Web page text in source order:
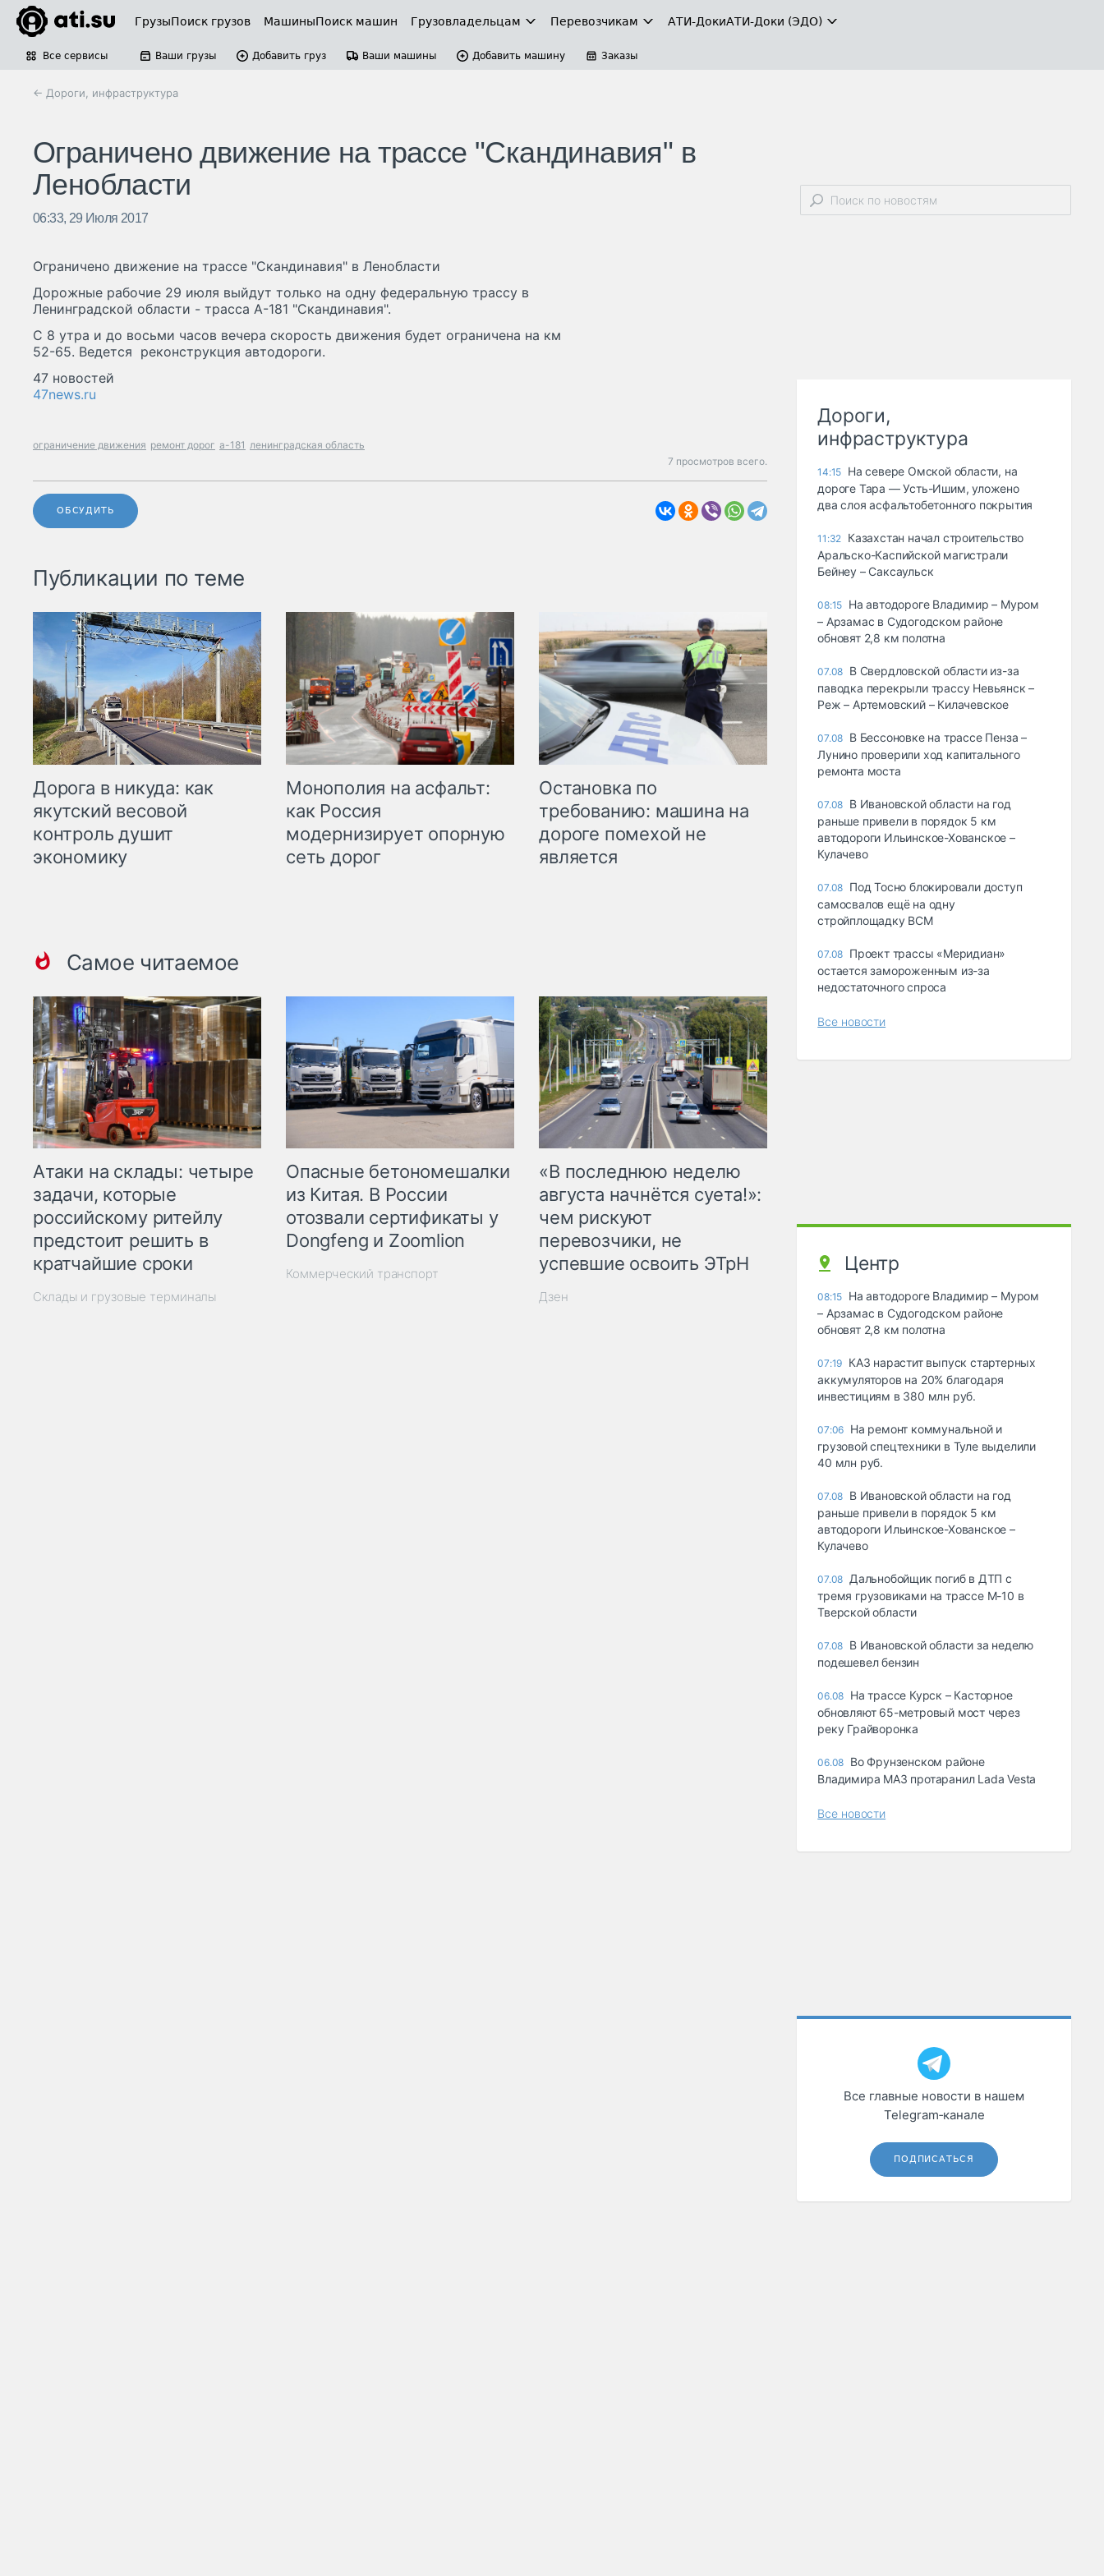
ГрузыПоиск грузов МашиныПоиск машин Грузовладельцам Перевозчикам АТИ-ДокиАТИ-Доки (ЭДО)
Все сервисы Ваши грузы Добавить груз Ваши машины Добавить машину Заказы
← Дороги, инфраструктура
Ограничено движение на трассе "Скандинавия" в
Ленобласти
06:33, 29 Июля 2017
Ограничено движение на трассе "Скандинавия" в Ленобласти
Дорожные рабочие 29 июля выйдут только на одну федеральную трассу в
Ленинградской области - трасса А-181 "Скандинавия".
С 8 утра и до восьми часов вечера скорость движения будет ограничена на км
52-65. Ведется реконструкция автодороги.
47 новостей
47news.ru
ограничение движения ремонт дорог а-181 ленинградская область
7 просмотров всего.
ОБСУДИТЬ
Публикации по теме
Дорога в никуда: как
якутский весовой
контроль душит
экономику
Монополия на асфальт:
как Россия
модернизирует опорную
сеть дорог
Остановка по
требованию: машина на
дороге помехой не
является
Самое читаемое
Атаки на склады: четыре
задачи, которые
российскому ритейлу
предстоит решить в
кратчайшие сроки
Склады и грузовые терминалы
Опасные бетономешалки
из Китая. В России
отозвали сертификаты у
Dongfeng и Zoomlion
Коммерческий транспорт
«В последнюю неделю
августа начнётся суета!»:
чем рискуют
перевозчики, не
успевшие освоить ЭТрН
Дзен
Дороги,
инфраструктура
14:15 На севере Омской области, на
дороге Тара — Усть-Ишим, уложено
два слоя асфальтобетонного покрытия
11:32 Казахстан начал строительство
Аральско-Каспийской магистрали
Бейнеу – Саксаульск
08:15 На автодороге Владимир – Муром
– Арзамас в Судогодском районе
обновят 2,8 км полотна
07.08 В Свердловской области из-за
паводка перекрыли трассу Невьянск –
Реж – Артемовский – Килачевское
07.08 В Бессоновке на трассе Пенза –
Лунино проверили ход капитального
ремонта моста
07.08 В Ивановской области на год
раньше привели в порядок 5 км
автодороги Ильинское-Хованское –
Кулачево
07.08 Под Тосно блокировали доступ
самосвалов ещё на одну
стройплощадку ВСМ
07.08 Проект трассы «Меридиан»
остается замороженным из-за
недостаточного спроса
Все новости
Центр
08:15 На автодороге Владимир – Муром
– Арзамас в Судогодском районе
обновят 2,8 км полотна
07:19 КАЗ нарастит выпуск стартерных
аккумуляторов на 20% благодаря
инвестициям в 380 млн руб.
07:06 На ремонт коммунальной и
грузовой спецтехники в Туле выделили
40 млн руб.
07.08 В Ивановской области на год
раньше привели в порядок 5 км
автодороги Ильинское-Хованское –
Кулачево
07.08 Дальнобойщик погиб в ДТП с
тремя грузовиками на трассе М-10 в
Тверской области
07.08 В Ивановской области за неделю
подешевел бензин
06.08 На трассе Курск – Касторное
обновляют 65-метровый мост через
реку Грайворонка
06.08 Во Фрунзенском районе
Владимира МАЗ протаранил Lada Vesta
Все новости
Все главные новости в нашем
Telegram‑канале
ПОДПИСАТЬСЯ